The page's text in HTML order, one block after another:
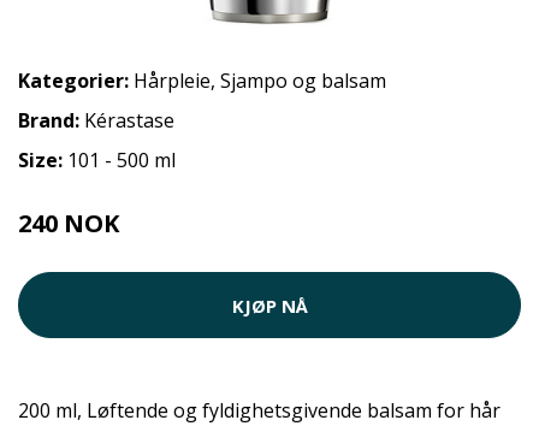
Kategorier: Hårpleie, Sjampo og balsam
Brand: Kérastase
Size: 101 - 500 ml
240 NOK
KJØP NÅ
200 ml, Løftende og fyldighetsgivende balsam for hår